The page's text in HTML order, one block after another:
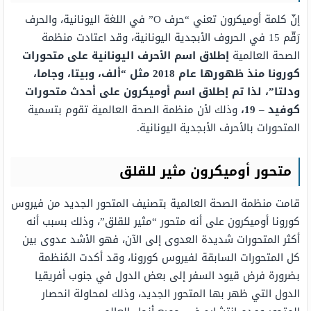
إنّ كلمة أوميكرون تعني “حرف O” في اللغة اليونانية، والحرف
رَقّم 15 في الحروف الأبجدية اليونانية، وقد اعتادت منظمة
الصحة العالمية إطلاق اسم الأحرف اليونانية على متحورات
كورونا منذ ظهورها عام 2018 مثل “ألف، وبيتا، وجاما،
ودلتا”، لذا تم إطلاق اسم أوميكرون على أحدث متحورات
كوفيد – 19،
وذلك لأن منظمة الصحة العالمية تقوم بتسمية
المتحورات بالأحرف الأبجدية اليونانية.
متحور أوميكرون مثير للقلق
قامت منظمة الصحة العالمية بتصنيف المتحور الجديد من فيروس
كورونا أوميكرون على أنه متحور “مثير للقلق”، وذلك بسبب أنه
أكثر المتحورات شديدة العدوى إلى الآن، فهو الأشد عدوى بين
كل المتحورات السابقة لفيروس كورونا، وقد أكدت المُنظمة
بضرورة فرض قيود السفر إلى بعض الدول في جنوب أفريقيا
الدول التي ظهر بها المتحور الجديد، وذلك لمحاولة انحصار